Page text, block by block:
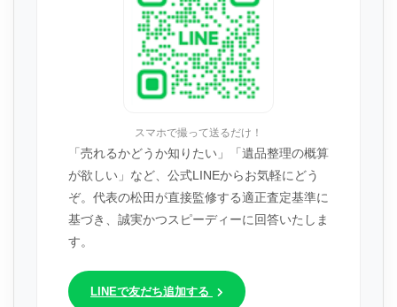
スマホで撮って送るだけ！
「売れるかどうか知りたい」「遺品整理の概算
が欲しい」など、公式LINEからお気軽にどう
ぞ。代表の松田が直接監修する適正査定基準に
基づき、誠実かつスピーディーに回答いたしま
す。
LINEで友だち追加する